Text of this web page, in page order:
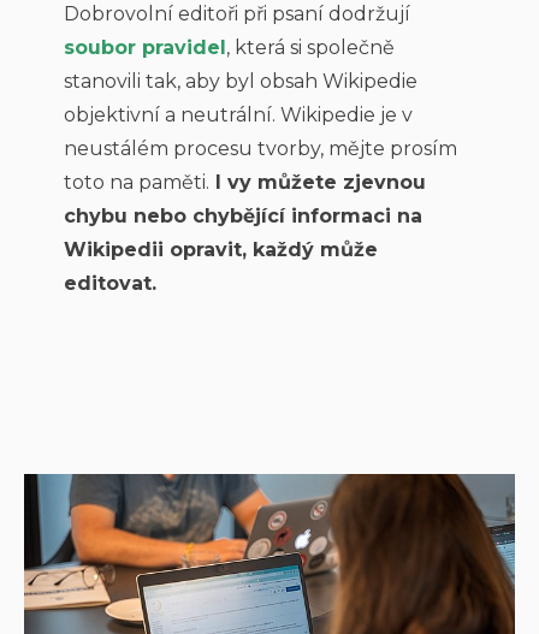
Dobrovolní editoři při psaní dodržují
soubor pravidel, která si společně
stanovili tak, aby byl obsah Wikipedie
objektivní a neutrální. Wikipedie je v
neustálém procesu tvorby, mějte prosím
toto na paměti. I vy můžete zjevnou
chybu nebo chybějící informaci na
Wikipedii opravit, každý může
editovat.